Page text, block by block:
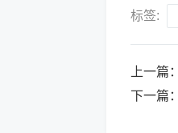
标签:
上一篇：
下一篇：